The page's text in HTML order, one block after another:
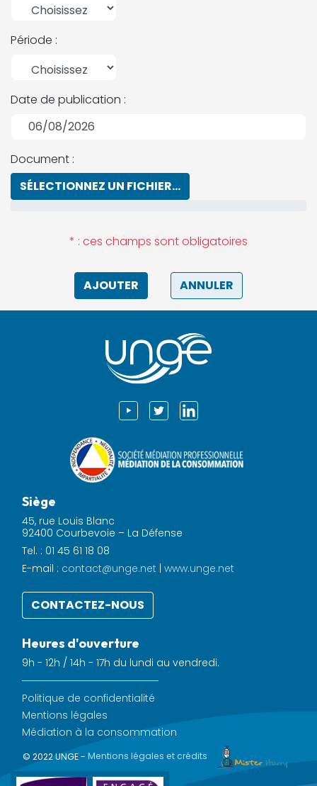
Période :
Date de publication :
Document :
SÉLECTIONNEZ UN FICHIER...
* : ces champs sont obligatoires
AJOUTER ANNULER
Siège
45, rue Louis Blanc
92400 Courbevoie – La Défense
Tel. : 01 45 61 18 08
E-mail : contact@unge.net | www.unge.net
CONTACTEZ-NOUS
Heures d'ouverture
9h - 12h / 14h - 17h du lundi au vendredi.
Politique de confidentialité
Mentions légales
Médiation à la consommation
© 2022 UNGE - Mentions légales et crédits